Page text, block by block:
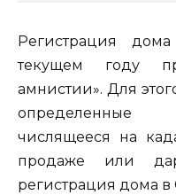
Регистрация
текущем году
амнистии». Для
определенные
числящееся на
продаже или
регистрация дома в